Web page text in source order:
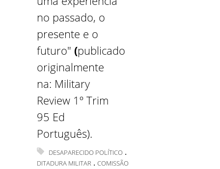
no passado, o
presente e o
futuro" (publicado
originalmente
na: Military
Review 1º Trim
95 Ed
Português).
DESAPARECIDO POLÍTICO .
DITADURA MILITAR . COMISSÃO